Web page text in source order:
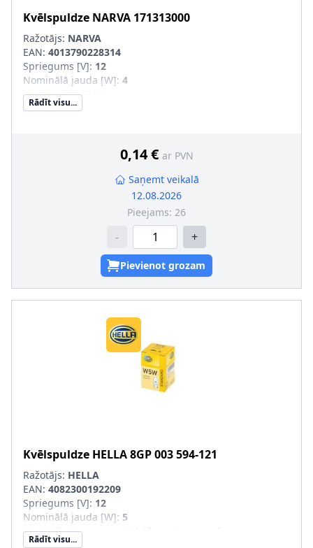
Kvēlspuldze NARVA 171313000
Ražotājs: NARVA
EAN: 4013790228314
Spriegums [V]: 12
Nominālā jauda [W]: 4
Lampas tips:
Kvēlspuldzes cokola konstrukcija
Rādīt visu...
0,14 € ar PVN
Saņemt veikalā
12.08.2026
Pieejams: 26
- +
Pievienot grozam
Kvēlspuldze HELLA8GP 003 594-121
Ražotājs: HELLA
EAN: 4082300192209
Spriegums [V]: 12
Nominālā jauda [W]: 5
Uzstādīšanas puse
Lampas tips:
Rādīt visu...